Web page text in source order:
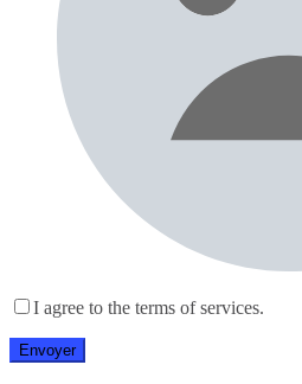
I agree to the terms of services.